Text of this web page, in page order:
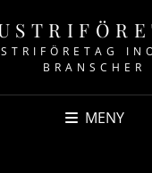
BRANSCHER
MENY